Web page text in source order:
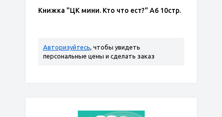
Книжка "ЦК мини. Кто что ест?" А6 10стр.
Авторизуйтесь, чтобы увидеть
персональные цены и сделать заказ